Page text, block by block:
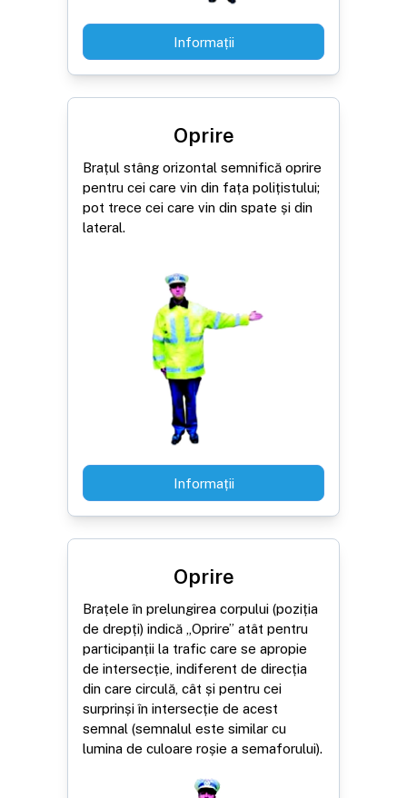
Informații
Oprire
Brațul stâng orizontal semnifică oprire
pentru cei care vin din fața polițistului;
pot trece cei care vin din spate și din
lateral.
Informații
Oprire
Brațele în prelungirea corpului (poziția
de drepți) indică „Oprire” atât pentru
participanții la trafic care se apropie
de intersecție, indiferent de direcția
din care circulă, cât și pentru cei
surprinși în intersecție de acest
semnal (semnalul este similar cu
lumina de culoare roșie a semaforului).